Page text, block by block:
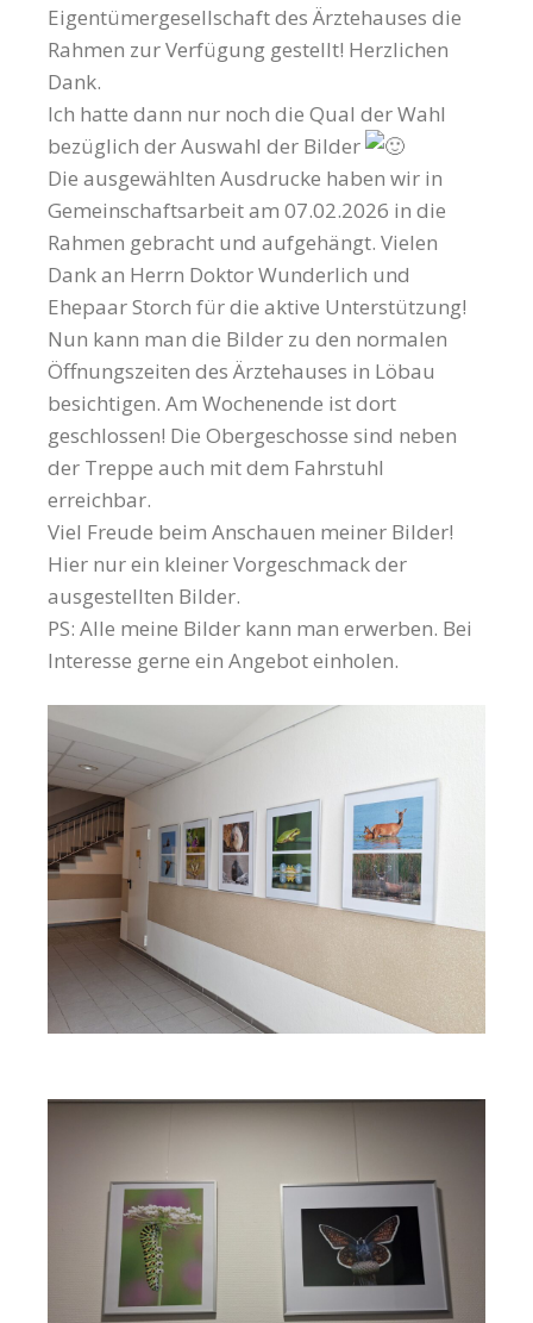
Eigentümergesellschaft des Ärztehauses die
Rahmen zur Verfügung gestellt! Herzlichen
Dank.
Ich hatte dann nur noch die Qual der Wahl
bezüglich der Auswahl der Bilder
Die ausgewählten Ausdrucke haben wir in
Gemeinschaftsarbeit am 07.02.2026 in die
Rahmen gebracht und aufgehängt. Vielen
Dank an Herrn Doktor Wunderlich und
Ehepaar Storch für die aktive Unterstützung!
Nun kann man die Bilder zu den normalen
Öffnungszeiten des Ärztehauses in Löbau
besichtigen. Am Wochenende ist dort
geschlossen! Die Obergeschosse sind neben
der Treppe auch mit dem Fahrstuhl
erreichbar.
Viel Freude beim Anschauen meiner Bilder!
Hier nur ein kleiner Vorgeschmack der
ausgestellten Bilder.
PS: Alle meine Bilder kann man erwerben. Bei
Interesse gerne ein Angebot einholen.